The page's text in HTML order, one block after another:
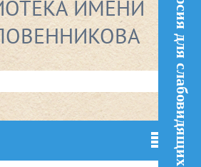
Версия для слабовидящих
ИМЕНИ